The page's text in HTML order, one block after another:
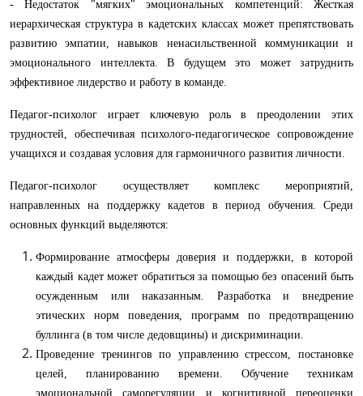
- Недостаток "мягких" эмоциональных компетенций: Жесткая
иерархическая структура в кадетских классах может препятствовать
развитию эмпатии, навыков ненасильственной коммуникации и
эмоционального интеллекта. В будущем это может затруднить
эффективное лидерство и работу в команде.
Педагог-психолог играет ключевую роль в преодолении этих
трудностей, обеспечивая психолого-педагогическое сопровождение
учащихся и создавая условия для гармоничного развития личности.
Педагог-психолог осуществляет комплекс мероприятий,
направленных на поддержку кадетов в период обучения. Среди
основных функций выделяются:
Формирование атмосферы доверия и поддержки, в которой
каждый кадет может обратиться за помощью без опасений быть
осужденным или наказанным. Разработка и внедрение
этических норм поведения, программ по предотвращению
буллинга (в том числе дедовщины) и дискриминации.
Проведение тренингов по управлению стрессом, постановке
целей, планированию времени. Обучение техникам
эмоциональной саморегуляции и когнитивной переоценки